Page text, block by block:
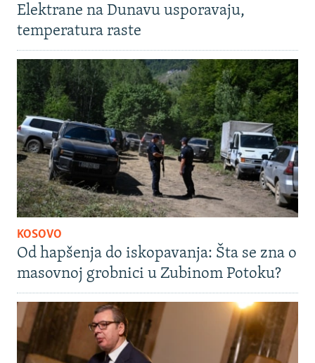
Elektrane na Dunavu usporavaju,
temperatura raste
KOSOVO
Od hapšenja do iskopavanja: Šta se zna o
masovnoj grobnici u Zubinom Potoku?